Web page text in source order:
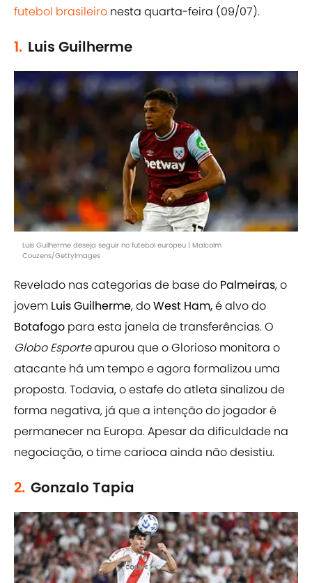
futebol brasileiro nesta quarta-feira (09/07).
1. Luis Guilherme
Luis Guilherme deseja seguir no futebol europeu | Malcolm
Couzens/GettyImages
Revelado nas categorias de base do Palmeiras, o
jovem Luis Guilherme, doWest Ham,é alvo do
Botafogo para esta janela de transferências. O
Globo Esporteapurou que o Glorioso monitora o
atacante há um tempo e agora formalizou uma
proposta. Todavia, o estafe do atleta sinalizou de
forma negativa, já que a intenção do jogador é
permanecer na Europa. Apesar da dificuldade na
negociação, o time carioca ainda não desistiu.
2. Gonzalo Tapia